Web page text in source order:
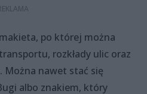
po której można
rozkłady ulic oraz
Można nawet stać się
albo znakiem, który